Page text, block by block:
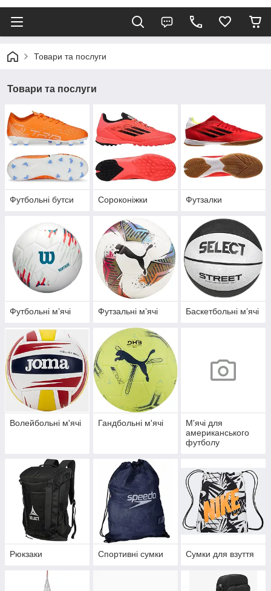
Товари та послуги
Товари та послуги
Футбольні бутси Сороконіжки Футзалки
Футбольні мʼячі Футзальні мʼячі Баскетбольні мʼячі
Волейбольні м'ячі Гандбольні м'ячі
М'ячі для
американського
футболу
Рюкзаки Спортивні сумки Сумки для взуття